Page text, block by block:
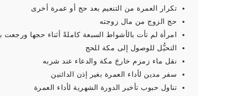
تكرار العمرة من التنعيم بعد حج أو عمرة أخرى
حج الزوج من مال زوجته
امرأة لم تأت بالأشواط السبعة كاملةً أثناء حجها ورجعت
التحيُّل للوصول إلى مكة للحج
نقل ماء زمزم خارجَ مكة والدعاء عند شربه
سفر مدين لأداء العمرة بغير إذن الدائنين
تناول حبوب تأخير الدورة الشهرية لأداء العمرة